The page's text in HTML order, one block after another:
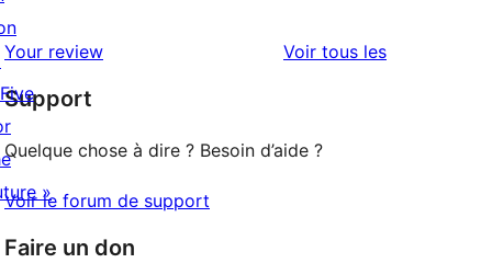
étoile
à
2
avis
à
1
étoile
Your review Voir tous lesavis
Support
Quelque chose à dire ? Besoin d’aide ?
Voir le forum de support
Faire un don
»